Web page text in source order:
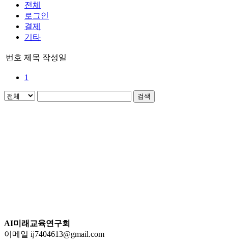
전체
로그인
결제
기타
번호 제목 작성일
1
검색
AI미래교육연구회
이메일 ij7404613@gmail.com